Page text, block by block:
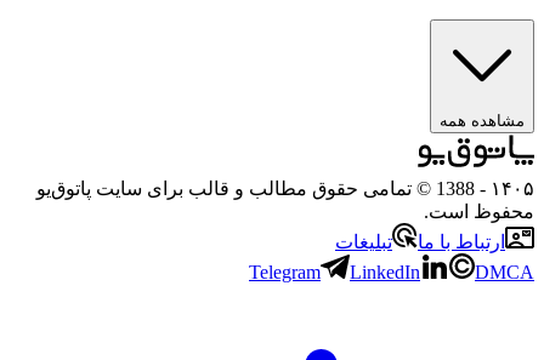
مشاهده همه
۱۴۰۵
- 1388 © تمامی حقوق مطالب و قالب برای سایت پاتوق‌یو
محفوظ است.
ارتباط با ما
تبلیغات
Telegram
LinkedIn DMCA